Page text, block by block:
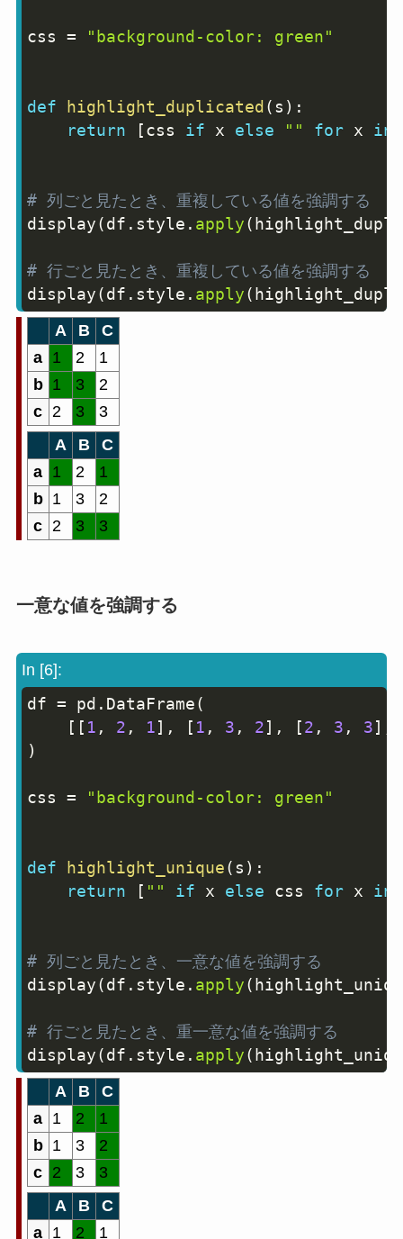
css = "background-color: green"
def highlight_duplicated(s ) :
return
[css if x else "" for x in
# 列ごと見たとき、重複している値を強調する
display(df . style . apply(
# 行ごと見たとき、重複している値を強調する
display(df . style . apply(
A B
C
a
1 2
1
b 1 3
2
c
2 3
3
A
B
C
a
1 2
1
b 1 3
2
c
2 3 3
一意な値を強調する
In [6]:
df = pd . DataFrame(
[ [ 1 , 2 , 1] , [ 1 , 3 , 2] , [2 , 3 , 3]
)
css = "background-color: green"
def highlight_unique(s ) :
return
[ "" if x else css for x in
# 列ごと見たとき、一意な値を強調する
display(df . style . apply(
# 行ごと見たとき、重一意な値を強調する
display(df . style . apply(
A B
C
a
1 2
1
b 1 3
2
c
2 3
3
A
B
C
a
1 2 1